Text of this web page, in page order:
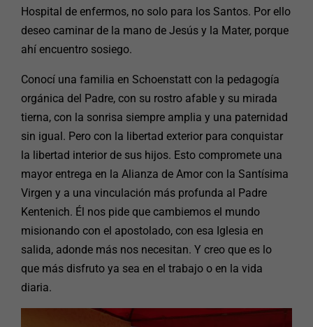
Hospital de enfermos, no solo para los Santos. Por ello
deseo caminar de la mano de Jesús y la Mater, porque
ahí encuentro sosiego.
Conocí una familia en Schoenstatt con la pedagogía
orgánica del Padre, con su rostro afable y su mirada
tierna, con la sonrisa siempre amplia y una paternidad
sin igual. Pero con la libertad exterior para conquistar
la libertad interior de sus hijos. Esto compromete una
mayor entrega en la Alianza de Amor con la Santísima
Virgen y a una vinculación más profunda al Padre
Kentenich. Él nos pide que cambiemos el mundo
misionando con el apostolado, con esa Iglesia en
salida, adonde más nos necesitan. Y creo que es lo
que más disfruto ya sea en el trabajo o en la vida
diaria.